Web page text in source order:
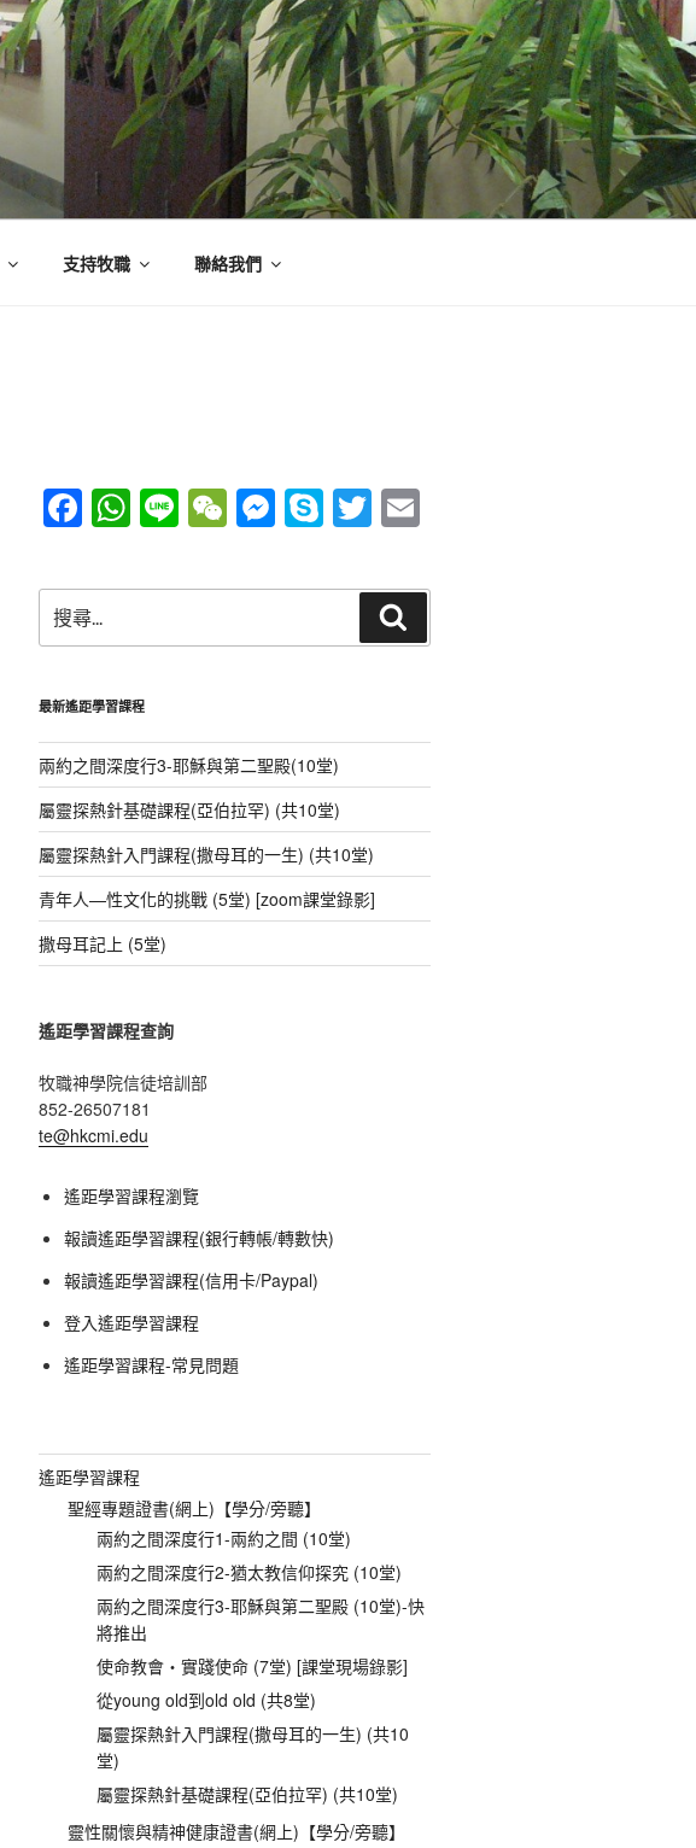
支持牧職 聯絡我們
F
a
c
e
b
o
o
k
W
h
at
A
p
p
Li
n
e
W
e
C
at
M
e
ss
n
er
S
ky
p
T
wi
tt
er
E
ail
尋
關
字:
尋
最新遙距學習課程
兩約之間深度行3-耶穌與第二聖殿(10堂)
屬靈探熱針基礎課程(亞伯拉罕) (共10堂)
屬靈探熱針入門課程(撒母耳的一生) (共10堂)
青年人—性文化的挑戰 (5堂) [zoom課堂錄影]
撒母耳記上 (5堂)
遙距學習課程查詢
牧職神學院信徒培訓部
852-26507181
te@hkcmi.edu
遙距學習課程瀏覽
報讀遙距學習課程(銀行轉帳/轉數快)
報讀遙距學習課程(信用卡/Paypal)
登入遙距學習課程
遙距學習課程-常見問題
遙距學習課程
聖經專題證書(網上)【學分/旁聽】
兩約之間深度行1-兩約之間 (10堂)
兩約之間深度行2-猶太教信仰探究 (10堂)
兩約之間深度行3-耶穌與第二聖殿 (10堂)-快
將推出
使命教會‧實踐使命 (7堂) [課堂現場錄影]
從young old到old old (共8堂)
屬靈探熱針入門課程(撒母耳的一生) (共10
堂)
屬靈探熱針基礎課程(亞伯拉罕) (共10堂)
靈性關懷與精神健康證書(網上)【學分/旁聽】